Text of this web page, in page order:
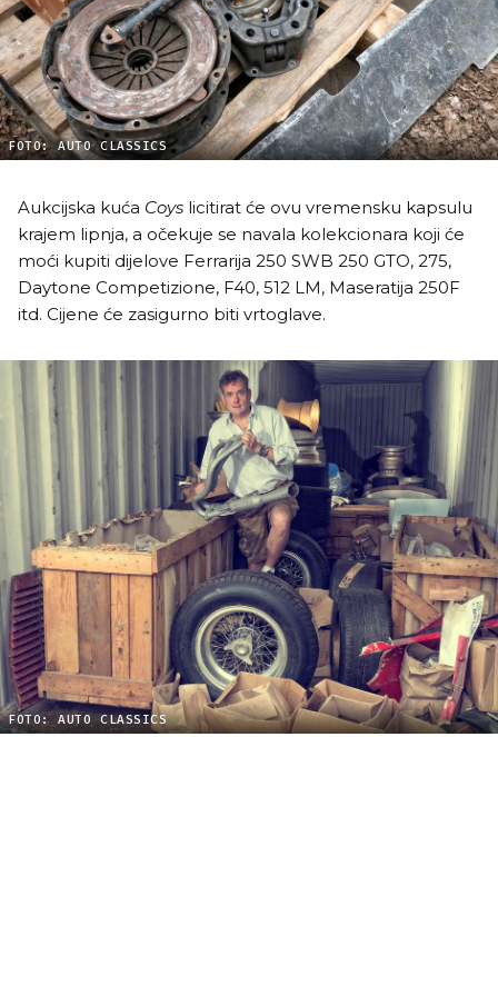
FOTO: AUTO CLASSICS
Aukcijska kuća Coys licitirat će ovu vremensku kapsulu
krajem lipnja, a očekuje se navala kolekcionara koji će
moći kupiti dijelove Ferrarija 250 SWB 250 GTO, 275,
Daytone Competizione, F40, 512 LM, Maseratija 250F
itd. Cijene će zasigurno biti vrtoglave.
FOTO: AUTO CLASSICS